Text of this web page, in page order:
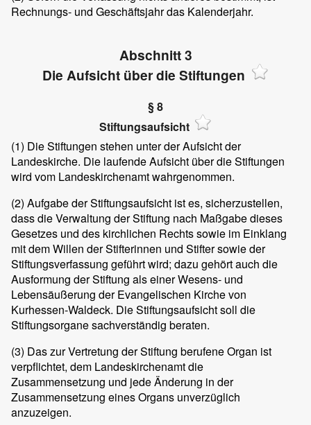
Rechnungs- und Geschäftsjahr das Kalenderjahr.
Abschnitt 3
Die Aufsicht über die Stiftungen
§ 8
Stiftungsaufsicht
(1) Die Stiftungen stehen unter der Aufsicht der
Landeskirche. Die laufende Aufsicht über die Stiftungen
wird vom Landeskirchenamt wahrgenommen.
(2) Aufgabe der Stiftungsaufsicht ist es, sicherzustellen,
dass die Verwaltung der Stiftung nach Maßgabe dieses
Gesetzes und des kirchlichen Rechts sowie im Einklang
mit dem Willen der Stifterinnen und Stifter sowie der
Stiftungsverfassung geführt wird; dazu gehört auch die
Ausformung der Stiftung als einer Wesens- und
Lebensäußerung der Evangelischen Kirche von
Kurhessen-Waldeck. Die Stiftungsaufsicht soll die
Stiftungsorgane sachverständig beraten.
(3) Das zur Vertretung der Stiftung berufene Organ ist
verpflichtet, dem Landeskirchenamt die
Zusammensetzung und jede Änderung in der
Zusammensetzung eines Organs unverzüglich
anzuzeigen.